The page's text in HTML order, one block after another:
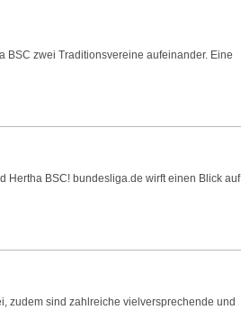
BSC zwei Traditionsvereine aufeinander. Eine
Hertha BSC! bundesliga.de wirft einen Blick auf
zudem sind zahlreiche vielversprechende und